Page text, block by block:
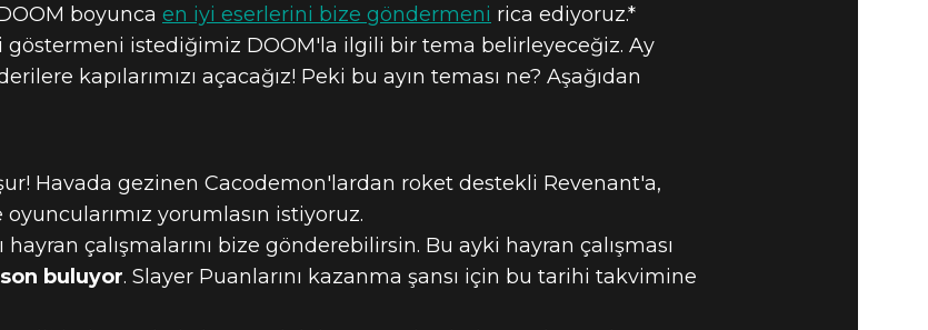
ÇALIŞMANI
AYI TEMASI:
boyunca en iyi eserlerini bize göndermeni rica ediyoruz.*
göstermeni istediğimiz DOOM'la ilgili bir tema belirleyeceğiz. Ay
kapılarımızı açacağız! Peki bu ayın teması ne? Aşağıdan
Havada gezinen Cacodemon'lardan roket destekli Revenant'a,
yorumlasın istiyoruz.
çalışmalarını bize gönderebilirsin. Bu ayki hayran çalışması
son buluyor. Slayer Puanlarını kazanma şansı için bu tarihi takvimine